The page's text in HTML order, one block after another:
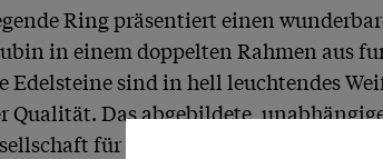
Ring präsentiert einen
in einem doppelten Rahmen aus
sind in hell leuchtendes
Qualität. Das abgebildete,
für Edelsteinbewertung hat